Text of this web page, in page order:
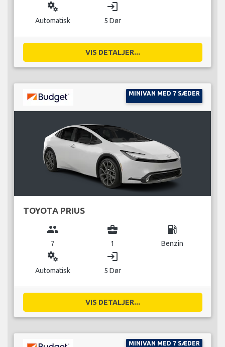
miscellaneous_services
Automatisk
login
5 Dør
VIS DETALJER...
MINIVAN MED 7 SÆDER
TOYOTA PRIUS
group
7
business_center
1
local_gas_station
Benzin
miscellaneous_services
Automatisk
login
5 Dør
VIS DETALJER...
MINIVAN MED 7 SÆDER